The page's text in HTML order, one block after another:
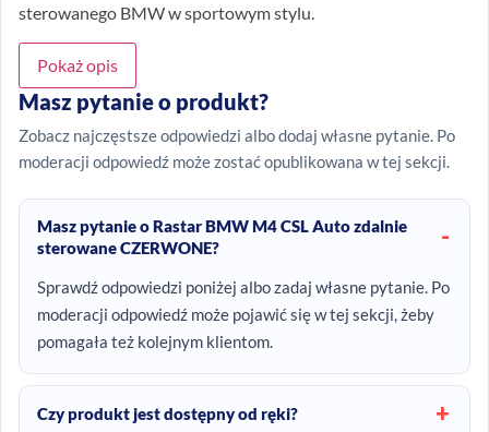
sterowanego BMW w sportowym stylu.
Pokaż opis
Masz pytanie o produkt?
Zobacz najczęstsze odpowiedzi albo dodaj własne pytanie. Po
moderacji odpowiedź może zostać opublikowana w tej sekcji.
Masz pytanie o Rastar BMW M4 CSL Auto zdalnie
sterowane CZERWONE?
Sprawdź odpowiedzi poniżej albo zadaj własne pytanie. Po
moderacji odpowiedź może pojawić się w tej sekcji, żeby
pomagała też kolejnym klientom.
Czy produkt jest dostępny od ręki?